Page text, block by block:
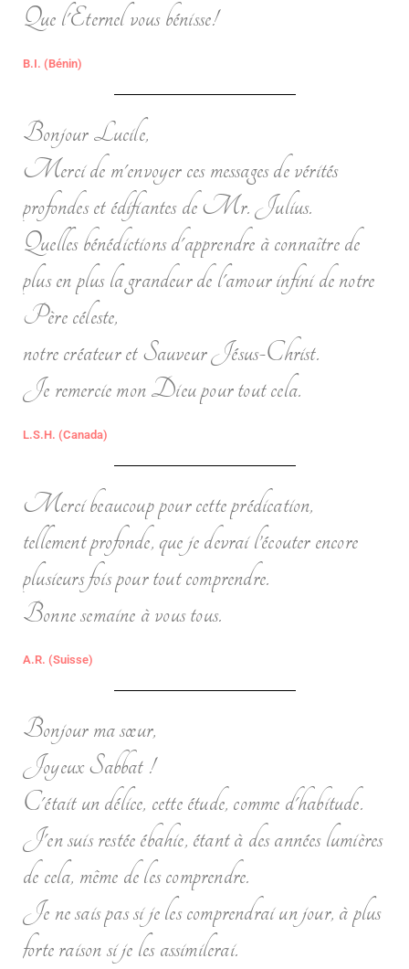
Que l'Eternel vous bénisse!
B.I. (Bénin)
Bonjour Lucile,
Merci de m'envoyer ces messages de vérités
profondes et édifiantes de Mr. Julius.
Quelles bénédictions d'apprendre à connaître de
plus en plus la grandeur de l'amour infini de notre
Père céleste,
notre créateur et Sauveur Jésus-Christ.
Je remercie mon Dieu pour tout cela.
L.S.H. (Canada)
Merci beaucoup pour cette prédication,
tellement profonde, que je devrai l’écouter encore
plusieurs fois pour tout comprendre.
Bonne semaine à vous tous.
A.R. (Suisse)
Bonjour ma sœur,
Joyeux Sabbat !
C'était un délice, cette étude, comme d'habitude.
J'en suis restée ébahie, étant à des années lumières
de cela, même de les comprendre.
Je ne sais pas si je les comprendrai un jour, à plus
forte raison si je les assimilerai.